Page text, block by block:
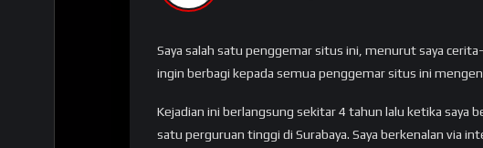
Saya salah satu penggemar situs ini, menurut saya
ingin berbagi kepada semua penggemar situs ini
Kejadian ini berlangsung sekitar 4 tahun lalu ketika saya
satu perguruan tinggi di Surabaya. Saya berkenalan via